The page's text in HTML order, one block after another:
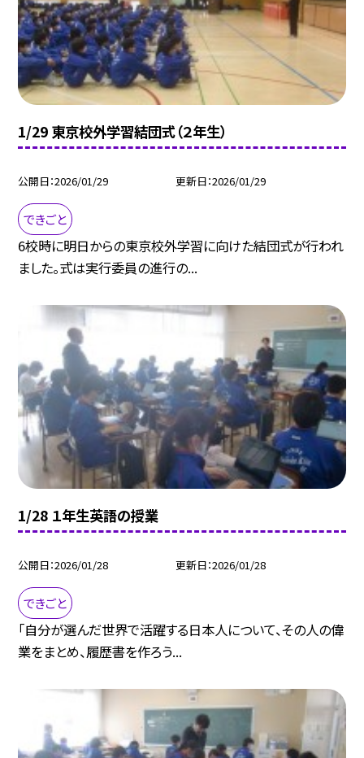
1/29 東京校外学習結団式（２年生）
公開日 2026/01/29 更新日 2026/01/29
できごと
6校時に明日からの東京校外学習に向けた結団式が行われ
ました。式は実行委員の進行の...
1/28 １年生英語の授業
公開日 2026/01/28 更新日 2026/01/28
できごと
「自分が選んだ世界で活躍する日本人について、その人の偉
業をまとめ、履歴書を作ろう...